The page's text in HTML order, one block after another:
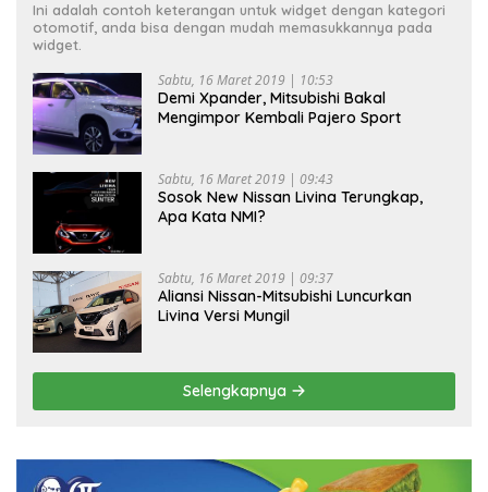
Ini adalah contoh keterangan untuk widget dengan kategori
otomotif, anda bisa dengan mudah memasukkannya pada
widget.
Sabtu, 16 Maret 2019 | 10:53
Demi Xpander, Mitsubishi Bakal
Mengimpor Kembali Pajero Sport
Sabtu, 16 Maret 2019 | 09:43
Sosok New Nissan Livina Terungkap,
Apa Kata NMI?
Sabtu, 16 Maret 2019 | 09:37
Aliansi Nissan-Mitsubishi Luncurkan
Livina Versi Mungil
Selengkapnya